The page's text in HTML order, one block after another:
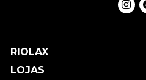
RIOLAX
LOJAS